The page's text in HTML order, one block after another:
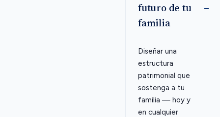
futuro de tu
familia
Diseñar una
estructura
patrimonial que
sostenga a tu
familia — hoy y
en cualquier